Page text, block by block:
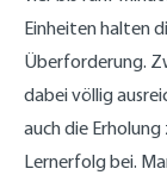
Einheiten halten
Überforderung.
dabei völlig
auch die
Lernerfolg bei.